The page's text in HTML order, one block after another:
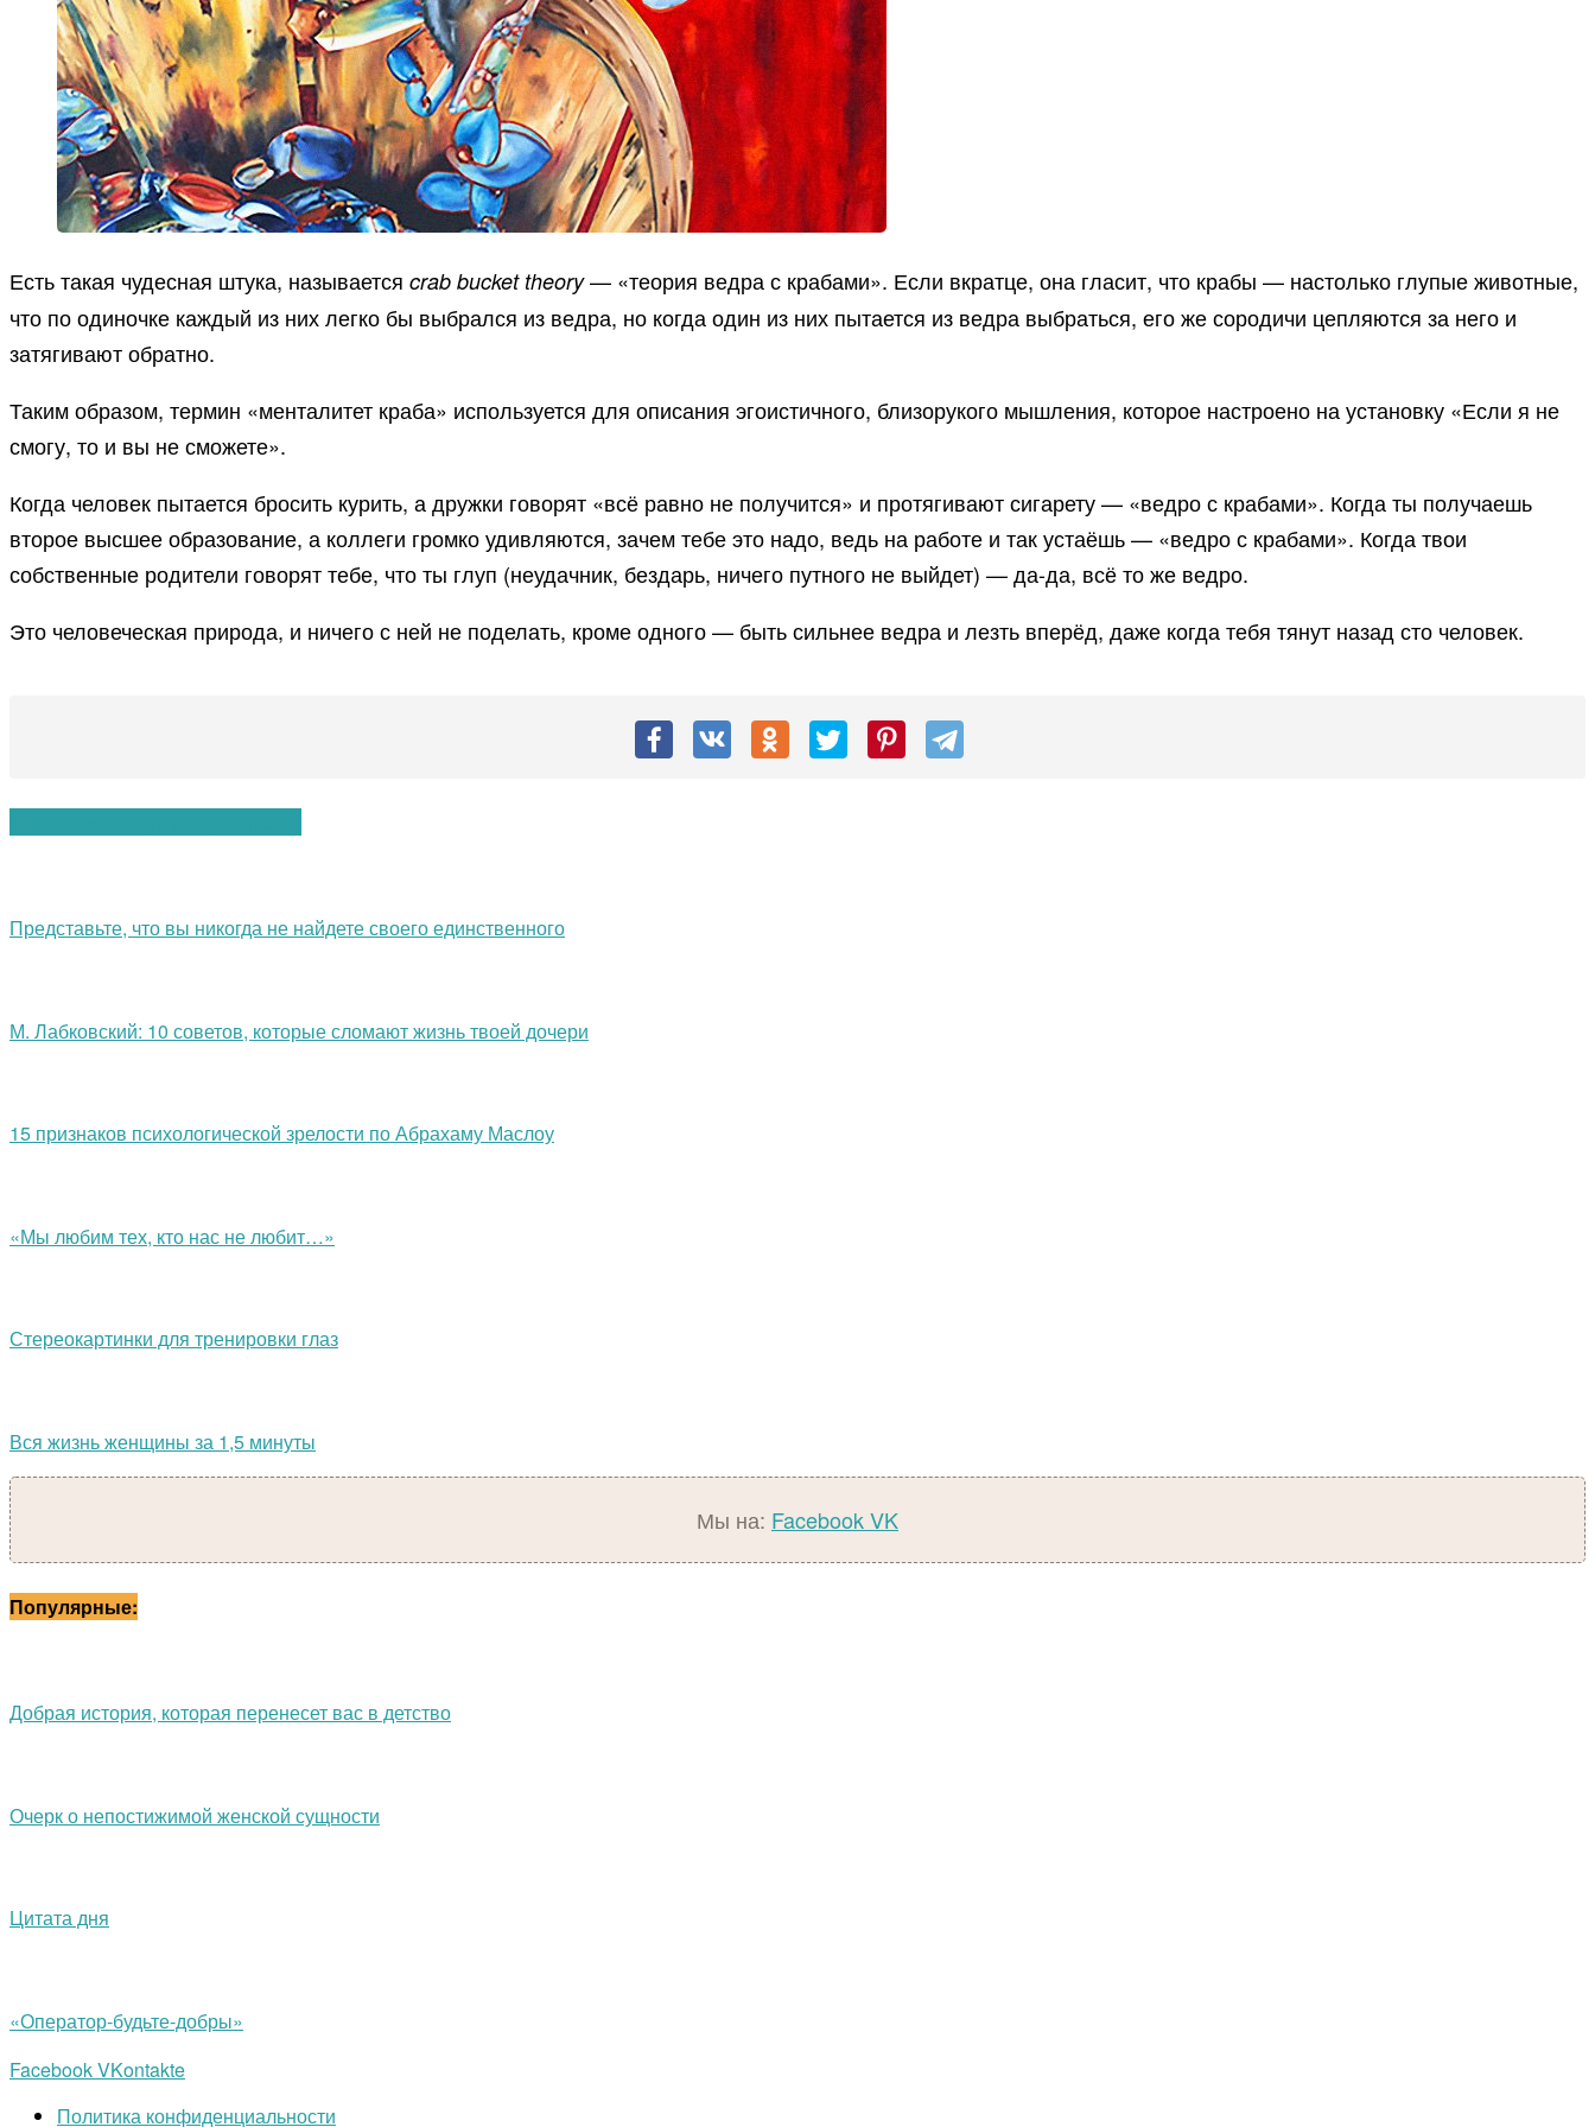
Есть такая чудесная штука, называется crab bucket theory— «теория ведра с крабами». Если вкратце, она гласит, что крабы — настолько глупые животные,
что по одиночке каждый из них легко бы выбрался из ведра, но когда один из них пытается из ведра выбраться, его же сородичи цепляются за него и
затягивают обратно.
Таким образом, термин «менталитет краба» используется для описания эгоистичного, близорукого мышления, которое настроено на установку «Если я не
смогу, то и вы не сможете».
Когда человек пытается бросить курить, а дружки говорят «всё равно не получится» и протягивают сигарету — «ведро с крабами». Когда ты получаешь
второе высшее образование, а коллеги громко удивляются, зачем тебе это надо, ведь на работе и так устаёшь — «ведро с крабами». Когда твои
собственные родители говорят тебе, что ты глуп (неудачник, бездарь, ничего путного не выйдет) — да-да, всё то же ведро.
Это человеческая природа, и ничего с ней не поделать, кроме одного — быть сильнее ведра и лезть вперёд, даже когда тебя тянут назад сто человек.
Представьте, что вы никогда не найдете своего единственного
М. Лабковский: 10 советов, которые сломают жизнь твоей дочери
15 признаков психологической зрелости по Абрахаму Маслоу
«Мы любим тех, кто нас не любит…»
Стереокартинки для тренировки глаз
Вся жизнь женщины за 1,5 минуты
Мы на: FacebookVK
Популярные:
Добрая история, которая перенесет вас в детство
Очерк о непостижимой женской сущности
Цитата дня
«Оператор-будьте-добры»
FacebookVKontakte
Политика конфиденциальности